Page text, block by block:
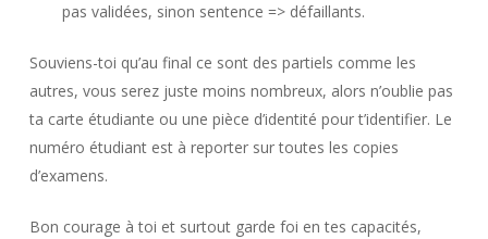
pas validées, sinon sentence => défaillants.
Souviens-toi qu’au final ce sont des partiels comme les
autres, vous serez juste moins nombreux, alors n’oublie pas
ta carte étudiante ou une pièce d’identité pour t’identifier. Le
numéro étudiant est à reporter sur toutes les copies
d’examens.
Bon courage à toi et surtout garde foi en tes capacités,